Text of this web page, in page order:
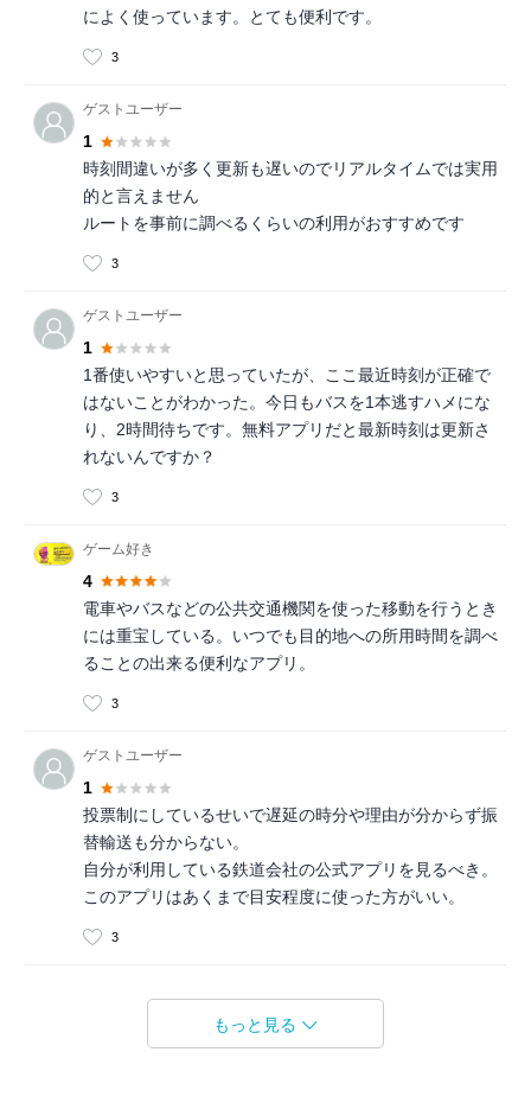
によく使っています。とても便利です。
3
ゲストユーザー
1
時刻間違いが多く更新も遅いのでリアルタイムでは実用
的と言えません
ルートを事前に調べるくらいの利用がおすすめです
3
ゲストユーザー
1
1番使いやすいと思っていたが、ここ最近時刻が正確で
はないことがわかった。今日もバスを1本逃すハメにな
り、2時間待ちです。無料アプリだと最新時刻は更新さ
れないんですか？
3
ゲーム好き
4
電車やバスなどの公共交通機関を使った移動を行うとき
には重宝している。いつでも目的地への所用時間を調べ
ることの出来る便利なアプリ。
3
ゲストユーザー
1
投票制にしているせいで遅延の時分や理由が分からず振
替輸送も分からない。
自分が利用している鉄道会社の公式アプリを見るべき。
このアプリはあくまで目安程度に使った方がいい。
3
もっと見る